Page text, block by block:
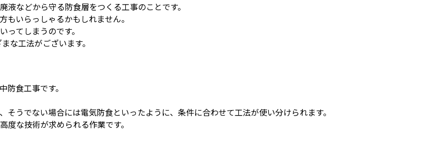
などから守る防食層をつくる工事のことです。
もいらっしゃるかもしれません。
てしまうのです。
な工法がございます。
食工事です。
うでない場合には電気防食といったように、条件に合わせて工法が使い分けられます。
な技術が求められる作業です。